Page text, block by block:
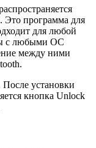
Это программа для
для любой
с любыми ОС
между ними
После установки
кнопка Unlock